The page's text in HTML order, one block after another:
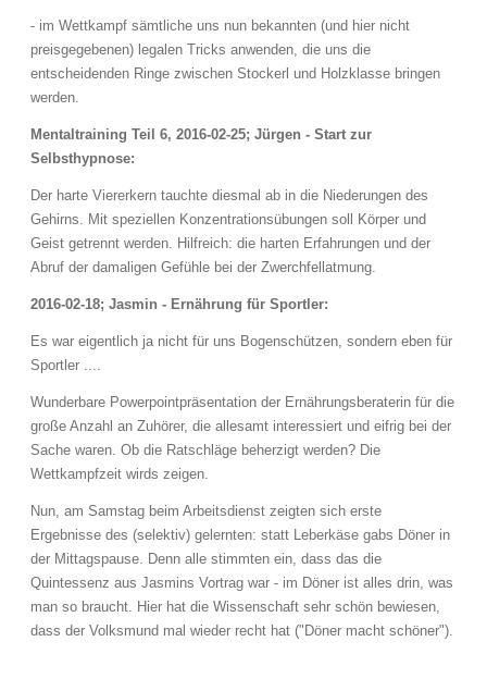
- im Wettkampf sämtliche uns nun bekannten (und hier nicht
preisgegebenen) legalen Tricks anwenden, die uns die
entscheidenden Ringe zwischen Stockerl und Holzklasse bringen
werden.
Mentaltraining Teil 6, 2016-02-25; Jürgen - Start zur
Selbsthypnose:
Der harte Viererkern tauchte diesmal ab in die Niederungen des
Gehirns. Mit speziellen Konzentrationsübungen soll Körper und
Geist getrennt werden. Hilfreich: die harten Erfahrungen und der
Abruf der damaligen Gefühle bei der Zwerchfellatmung.
2016-02-18; Jasmin - Ernährung für Sportler:
Es war eigentlich ja nicht für uns Bogenschützen, sondern eben für
Sportler ....
Wunderbare Powerpointpräsentation der Ernährungsberaterin für die
große Anzahl an Zuhörer, die allesamt interessiert und eifrig bei der
Sache waren. Ob die Ratschläge beherzigt werden? Die
Wettkampfzeit wirds zeigen.
Nun, am Samstag beim Arbeitsdienst zeigten sich erste
Ergebnisse des (selektiv) gelernten: statt Leberkäse gabs Döner in
der Mittagspause. Denn alle stimmten ein, dass das die
Quintessenz aus Jasmins Vortrag war - im Döner ist alles drin, was
man so braucht. Hier hat die Wissenschaft sehr schön bewiesen,
dass der Volksmund mal wieder recht hat ("Döner macht schöner").